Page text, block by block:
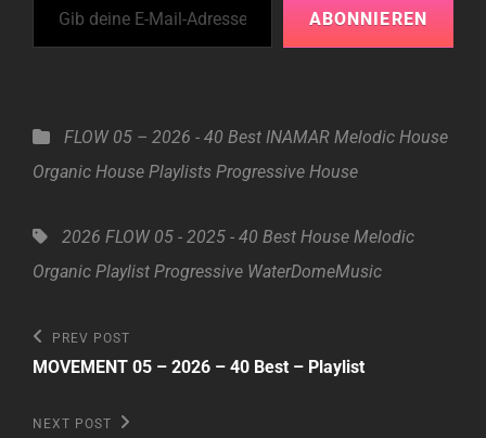
ABONNIEREN
Categories
FLOW 05 – 2026 - 40 Best INAMAR Melodic House
Organic House Playlists Progressive House
Tags,2026 FLOW 05 - 2025 - 40 Best House Melodic
Organic Playlist Progressive WaterDomeMusic
Beitragsnavigation
Previous
Post
PREV POST
MOVEMENT 05 – 2026 – 40 Best – Playlist
Next
NEXT POST